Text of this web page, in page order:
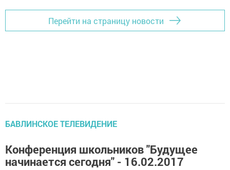
Перейти на страницу новости
БАВЛИНСКОЕ ТЕЛЕВИДЕНИЕ
Конференция школьников "Будущее
начинается сегодня" - 16.02.2017